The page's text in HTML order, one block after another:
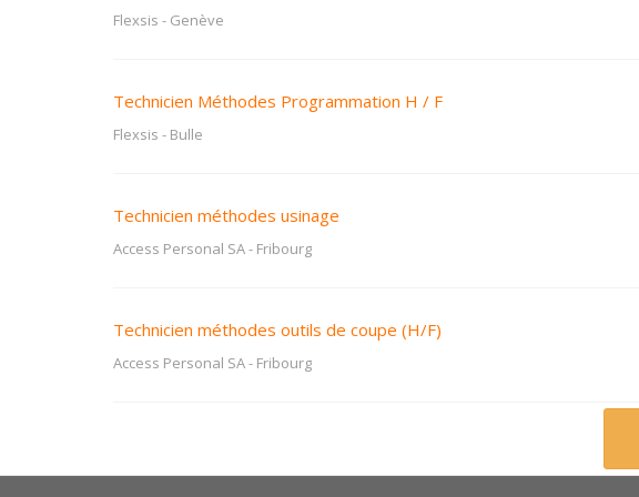
Flexsis - Genève
Technicien Méthodes Programmation H / F
Flexsis - Bulle
Technicien méthodes usinage
Access Personal SA- Fribourg
Technicien méthodes outils de coupe (H/F)
Access Personal SA- Fribourg